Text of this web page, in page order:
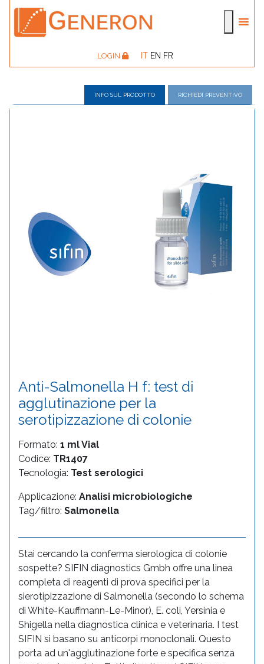
LOGIN IT EN FR
INFO SUL PRODOTTO RICHIEDI PREVENTIVO
Anti-Salmonella H f: test di
agglutinazione per la
serotipizzazione di colonie
Formato: 1 ml Vial
Codice: TR1407
Tecnologia: Test serologici
Applicazione: Analisi microbiologiche
Tag/filtro: Salmonella
Stai cercando la conferma sierologica di colonie
sospette? SIFIN diagnostics Gmbh offre una linea
completa di reagenti di prova specifici per la
sierotipizzazione di Salmonella (secondo lo schema
di White-Kauffmann-Le-Minor), E. coli, Yersinia e
Shigella nella diagnostica clinica e veterinaria. I test
SIFIN si basano su anticorpi monoclonali. Questo
porta ad un'agglutinazione forte e specifica senza